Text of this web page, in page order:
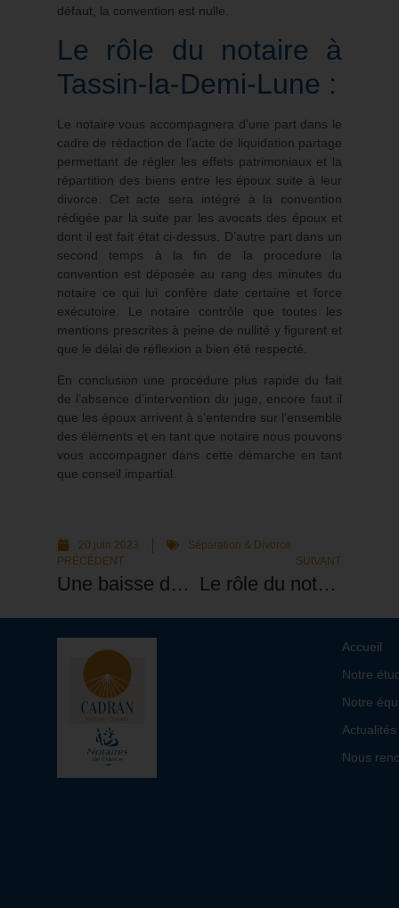
défaut, la convention est nulle.
Le rôle du notaire à
Tassin-la-Demi-Lune :
Le notaire vous accompagnera d’une part dans le
cadre de rédaction de l’acte de liquidation partage
permettant de régler les effets patrimoniaux et la
répartition des biens entre les époux suite à leur
divorce. Cet acte sera intégré à la convention
rédigée par la suite par les avocats des époux et
dont il est fait état ci-dessus. D’autre part dans un
second temps à la fin de la procédure la
convention est déposée au rang des minutes du
notaire ce qui lui confère date certaine et force
exécutoire. Le notaire contrôle que toutes les
mentions prescrites à peine de nullité y figurent et
que le délai de réflexion a bien été respecté.
En conclusion une procédure plus rapide du fait
de l’absence d’intervention du juge, encore faut il
que les époux arrivent à s’entendre sur l’ensemble
des éléments et en tant que notaire nous pouvons
vous accompagner dans cette démarche en tant
que conseil impartial.
20 juin 2023
Séparation & Divorce
PRÉCÉDENT
Une baisse du tarif dans vos démarches en cas de divorce à Tassin ou Lyon
SUIVANT
Le rôle du notaire en cas de divorce, explication de l’office notarial de Tassin
Accueil
Notre
Notre
Actualités
Nous